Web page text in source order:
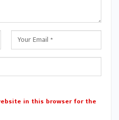
in this browser for the